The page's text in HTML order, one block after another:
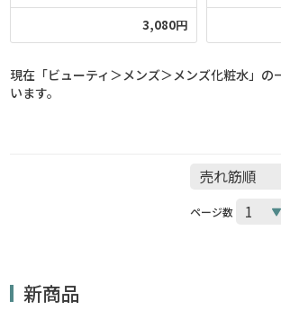
3,080円
現在「ビューティ＞メンズ＞メンズ化粧水」の
います。
ページ数
新商品